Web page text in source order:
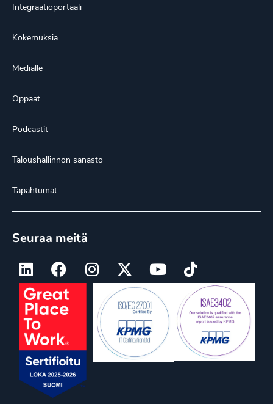
Integraatioportaali
Kokemuksia
Medialle
Oppaat
Podcastit
Taloushallinnon sanasto
Tapahtumat
Seuraa meitä